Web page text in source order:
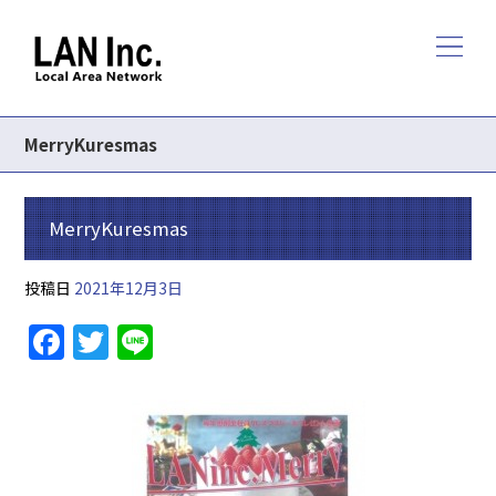
MerryKuresmas
MerryKuresmas
投稿日 2021年12月3日
F
a
T
w
e